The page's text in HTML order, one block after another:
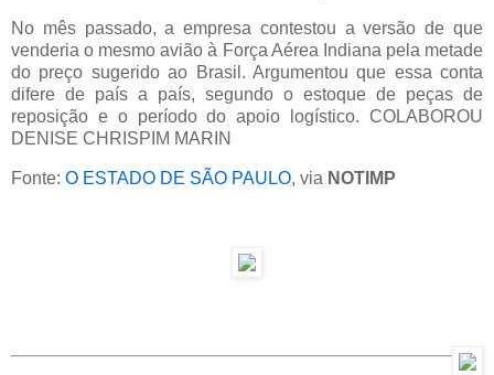
No mês passado, a empresa contestou a versão de que
venderia o mesmo avião à Força Aérea Indiana pela metade
do preço sugerido ao Brasil. Argumentou que essa conta
difere de país a país, segundo o estoque de peças de
reposição e o período do apoio logístico. COLABOROU
DENISE CHRISPIM MARIN
Fonte: O ESTADO DE SÃO PAULO, via NOTIMP